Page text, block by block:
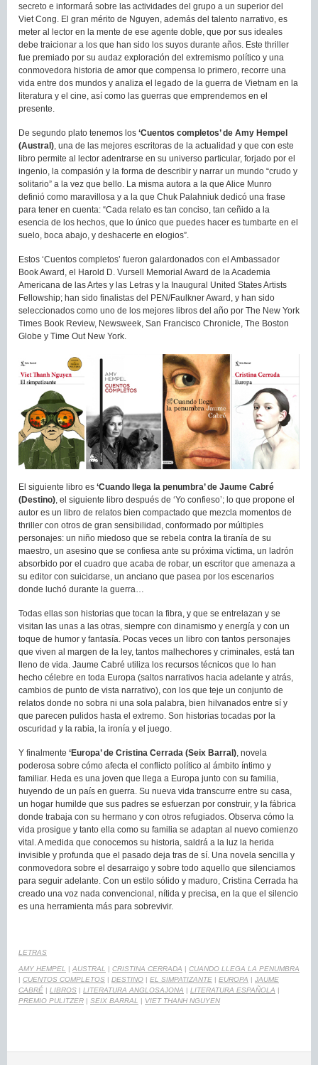
secreto e informará sobre las actividades del grupo a un superior del
Viet Cong. El gran mérito de Nguyen, además del talento narrativo, es
meter al lector en la mente de ese agente doble, que por sus ideales
debe traicionar a los que han sido los suyos durante años. Este thriller
fue premiado por su audaz exploración del extremismo político y una
conmovedora historia de amor que compensa lo primero, recorre una
vida entre dos mundos y analiza el legado de la guerra de Vietnam en la
literatura y el cine, así como las guerras que emprendemos en el
presente.
De segundo plato tenemos los ‘Cuentos completos’ de Amy Hempel
(Austral), una de las mejores escritoras de la actualidad y que con este
libro permite al lector adentrarse en su universo particular, forjado por el
ingenio, la compasión y la forma de describir y narrar un mundo “crudo y
solitario” a la vez que bello. La misma autora a la que Alice Munro
definió como maravillosa y a la que Chuk Palahniuk dedicó una frase
para tener en cuenta: “Cada relato es tan conciso, tan ceñido a la
esencia de los hechos, que lo único que puedes hacer es tumbarte en el
suelo, boca abajo, y deshacerte en elogios”.
Estos ‘Cuentos completos’ fueron galardonados con el Ambassador
Book Award, el Harold D. Vursell Memorial Award de la Academia
Americana de las Artes y las Letras y la Inaugural United States Artists
Fellowship; han sido finalistas del PEN/Faulkner Award, y han sido
seleccionados como uno de los mejores libros del año por The New York
Times Book Review, Newsweek, San Francisco Chronicle, The Boston
Globe y Time Out New York.
El siguiente libro es ‘Cuando llega la penumbra’ de Jaume Cabré
(Destino), el siguiente libro después de ‘Yo confieso’; lo que propone el
autor es un libro de relatos bien compactado que mezcla momentos de
thriller con otros de gran sensibilidad, conformado por múltiples
personajes: un niño miedoso que se rebela contra la tiranía de su
maestro, un asesino que se confiesa ante su próxima víctima, un ladrón
absorbido por el cuadro que acaba de robar, un escritor que amenaza a
su editor con suicidarse, un anciano que pasea por los escenarios
donde luchó durante la guerra…
Todas ellas son historias que tocan la fibra, y que se entrelazan y se
visitan las unas a las otras, siempre con dinamismo y energía y con un
toque de humor y fantasía. Pocas veces un libro con tantos personajes
que viven al margen de la ley, tantos malhechores y criminales, está tan
lleno de vida. Jaume Cabré utiliza los recursos técnicos que lo han
hecho célebre en toda Europa (saltos narrativos hacia adelante y atrás,
cambios de punto de vista narrativo), con los que teje un conjunto de
relatos donde no sobra ni una sola palabra, bien hilvanados entre sí y
que parecen pulidos hasta el extremo. Son historias tocadas por la
oscuridad y la rabia, la ironía y el juego.
Y finalmente ‘Europa’ de Cristina Cerrada (Seix Barral), novela
poderosa sobre cómo afecta el conflicto político al ámbito íntimo y
familiar. Heda es una joven que llega a Europa junto con su familia,
huyendo de un país en guerra. Su nueva vida transcurre entre su casa,
un hogar humilde que sus padres se esfuerzan por construir, y la fábrica
donde trabaja con su hermano y con otros refugiados. Observa cómo la
vida prosigue y tanto ella como su familia se adaptan al nuevo comienzo
vital. A medida que conocemos su historia, saldrá a la luz la herida
invisible y profunda que el pasado deja tras de sí. Una novela sencilla y
conmovedora sobre el desarraigo y sobre todo aquello que silenciamos
para seguir adelante. Con un estilo sólido y maduro, Cristina Cerrada ha
creado una voz nada convencional, nítida y precisa, en la que el silencio
es una herramienta más para sobrevivir.
LETRAS
AMY HEMPEL | AUSTRAL | CRISTINA CERRADA | CUANDO LLEGA LA PENUMBRA
| CUENTOS COMPLETOS | DESTINO | EL SIMPATIZANTE | EUROPA | JAUME
CABRÉ | LIBROS | LITERATURA ANGLOSAJONA | LITERATURA ESPAÑOLA |
PREMIO PULITZER | SEIX BARRAL | VIET THANH NGUYEN